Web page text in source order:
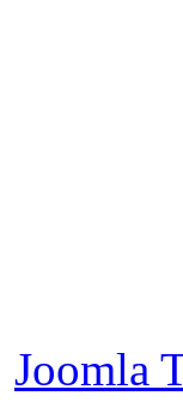
Joomla